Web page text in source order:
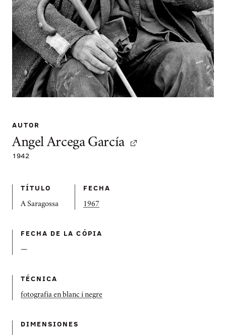
AUTOR
Angel Arcega García
1942
TÍTULO
A Saragossa
FECHA
1967
FECHA DE LA CÓPIA
—
TÉCNICA
fotografia en blanc i negre
DIMENSIONES